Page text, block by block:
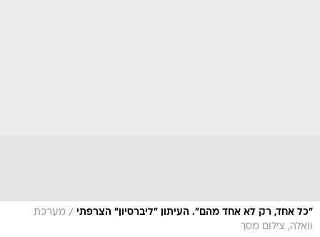
"כל אחד, רק לא אחד מהם". העיתון "ליברסיון" הצרפתי / מערכת
וואלה, צילום מסך